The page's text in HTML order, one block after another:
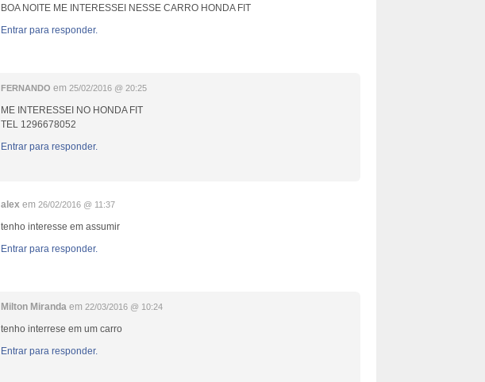
BOA NOITE ME INTERESSEI NESSE CARRO HONDA FIT
Entrar para responder.
FERNANDO em 25/02/2016 @ 20:25
ME INTERESSEI NO HONDA FIT
TEL 1296678052
Entrar para responder.
alex em 26/02/2016 @ 11:37
tenho interesse em assumir
Entrar para responder.
Milton Miranda em 22/03/2016 @ 10:24
tenho interrese em um carro
Entrar para responder.